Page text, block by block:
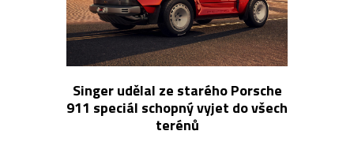
Singer udělal ze starého Porsche
911 speciál schopný vyjet do všech
terénů